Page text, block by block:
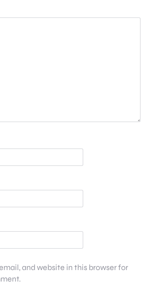
and website in this browser for